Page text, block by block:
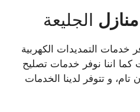
منازل الجليعة
خدمات التمديدات الكهربية
كما اننا نوفر خدمات تصليح
تام، و تتوفر لدينا الخدمات